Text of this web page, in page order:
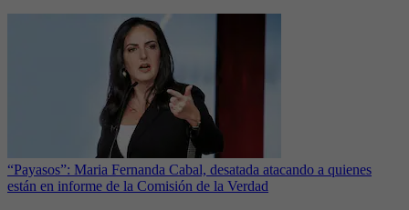
“Payasos”: Maria Fernanda Cabal, desatada atacando a quienes
están en informe de la Comisión de la Verdad